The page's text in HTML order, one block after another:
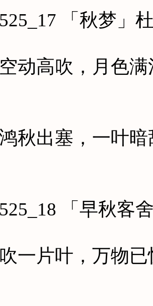
「秋梦」
高吹，月色满
出塞，一叶暗
「早秋客
片叶，万物已